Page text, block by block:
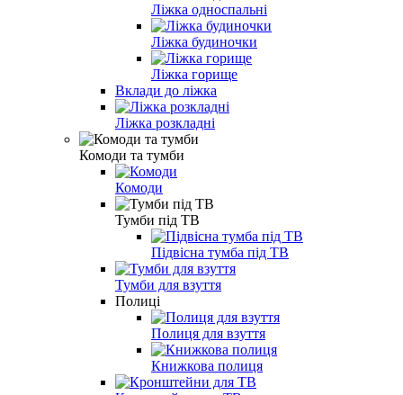
Ліжка односпальні
Ліжка будиночки
Ліжка горище
Вклади до ліжка
Ліжка розкладні
Комоди та тумби
Комоди
Тумби під ТВ
Підвісна тумба під ТВ
Тумби для взуття
Полиці
Полиця для взуття
Книжкова полиця